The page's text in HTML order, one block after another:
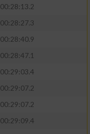
00:28:13.2
00:28:27.3
00:28:40.9
00:28:47.1
00:29:03.4
00:29:07.2
00:29:07.2
00:29:09.4